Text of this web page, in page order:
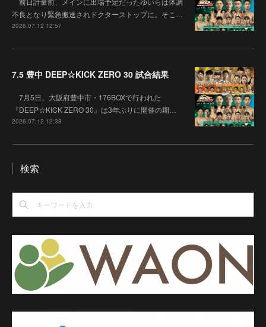
不良となり緊急搬送されドクターストップに。そこ…
2026.07.12 12:57
7.5 豊中 DEEP☆KICK ZERO 30 試合結果
7月5日、大阪府豊中市・176BOXで行われた
『DEEP☆KICK ZERO 30』は3年ぶりに開催の期…
2026.07.12 12:38
検索